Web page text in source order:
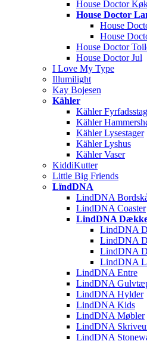
House Doctor
House Doctor
House
House
House Doctor
House Doctor Jul
I Love My Type
Illumilight
Kay Bojesen
Kähler
Kähler
Kähler
Kähler Lysestager
Kähler Lyshus
Kähler Vaser
KiddiKutter
Little Big Friends
LïndDNA
LindDNA
LindDNA Coaster
LindDNA
LindDNA
LindDNA
LindDNA
LindDNA
LindDNA Entre
LindDNA
LindDNA Hylder
LindDNA Kids
LindDNA Møbler
LindDNA
LindDNA